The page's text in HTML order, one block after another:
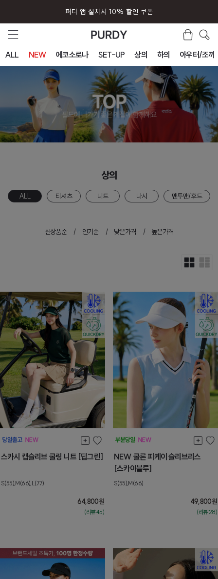
회원가입시 즉시 사용 5000원 쿠폰
ALL NEW 에코소로나 SET-UP 상의 하의 아우터/조끼
상의
ALL 티셔츠 니트 나시 맨투맨/후드
신상품순 인기순 낮은가격 높은가격
스카시 캡슬리브 쿨링 니트 [딥그린]
S(55),M(66),L(77)
64,800원
(리뷰:45)
NEW 쿨론 피케이 슬리브리스
[스카이블루]
S(55),M(66)
49,800원
(리뷰:28)